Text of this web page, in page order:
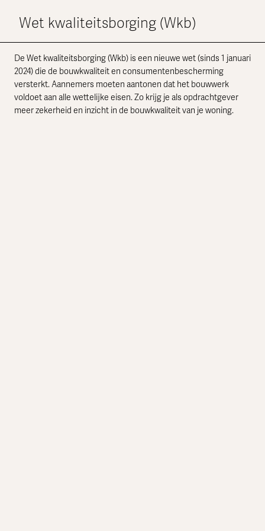
Wet kwaliteitsborging (Wkb)
De Wet kwaliteitsborging (Wkb) is een nieuwe wet (sinds 1 januari
2024) die de bouwkwaliteit en consumentenbescherming
versterkt. Aannemers moeten aantonen dat het bouwwerk
voldoet aan alle wettelijke eisen. Zo krijg je als opdrachtgever
meer zekerheid en inzicht in de bouwkwaliteit van je woning.